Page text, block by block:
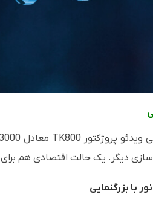
ویدئو پروژکتورTK800 معادل 3000 لومن است. حالت‌های پیش‌فرض تصویر این مدل عبارت‌اند از
دیگر. یک حالت اقتصادی هم برای
با بزرگنمایی